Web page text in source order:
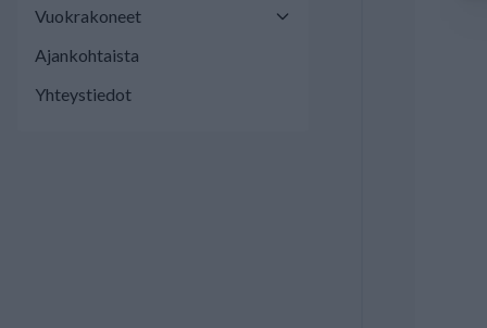
Vuokrakoneet
Ajankohtaista
Yhteystiedot